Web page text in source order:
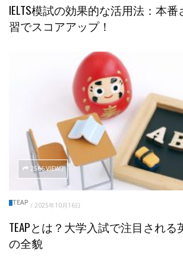
IELTS模試の効果的な活用法：本
習でスコアアップ！
2566 VIEWS
TEAP / 2025年10月16日
TEAPとは？大学入試で注目され
の全貌